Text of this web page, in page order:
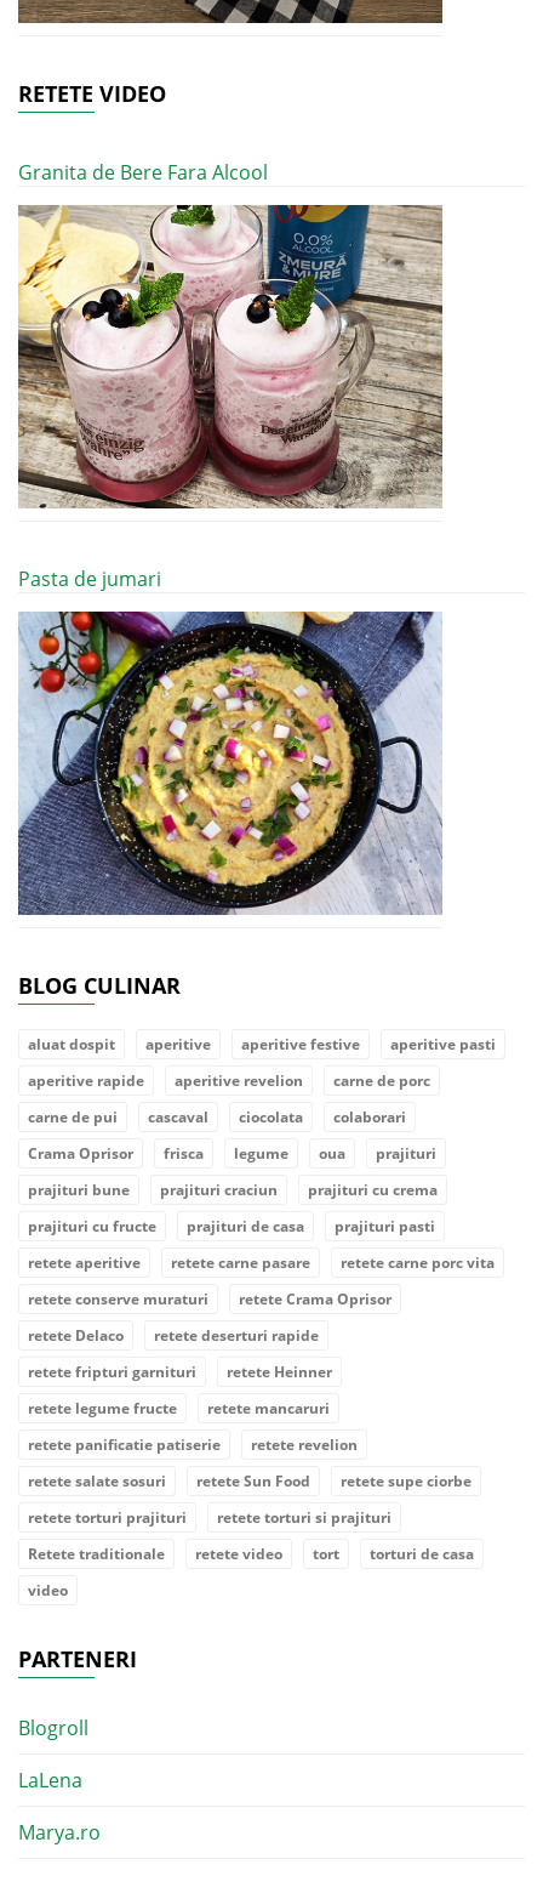
RETETE VIDEO
Granita de Bere Fara Alcool
Pasta de jumari
BLOG CULINAR
aluat dospit aperitive aperitive festive
aperitive pasti
aperitive rapide
aperitive revelion
carne de porc
carne de pui
cascaval ciocolata
colaborari
Crama Oprisor
frisca legume oua
prajituri
prajituri bune
prajituri craciun
prajituri cu crema
prajituri cu fructe
prajituri de casa
prajituri pasti
retete aperitive
retete carne pasare
retete carne porc vita
retete conserve muraturi
retete Crama Oprisor
retete Delaco
retete deserturi rapide
retete fripturi garnituri
retete Heinner
retete legume fructe
retete mancaruri
retete panificatie patiserie
retete revelion
retete salate sosuri
retete Sun Food
retete supe ciorbe
retete torturi prajituri
retete torturi si prajituri
Retete traditionale
retete video tort
torturi de casa
video
PARTENERI
Blogroll
LaLena
Marya.ro